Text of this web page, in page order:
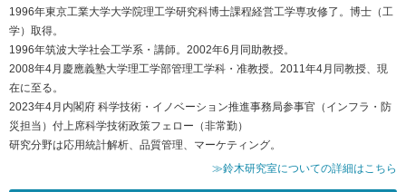
1996年東京工業大学大学院理工学研究科博士課程経営工学専攻修了。博士（工
学）取得。
1996年筑波大学社会工学系・講師。2002年6月同助教授。
2008年4月慶應義塾大学理工学部管理工学科・准教授。2011年4月同教授、現
在に至る。
2023年4月内閣府 科学技術・イノベーション推進事務局参事官（インフラ・防
災担当）付上席科学技術政策フェロー（非常勤）
研究分野は応用統計解析、品質管理、マーケティング。
≫鈴木研究室についての詳細はこちら